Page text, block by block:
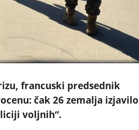
francuski predsednik
čak 26 zemalja izjavilo
voljnih“.